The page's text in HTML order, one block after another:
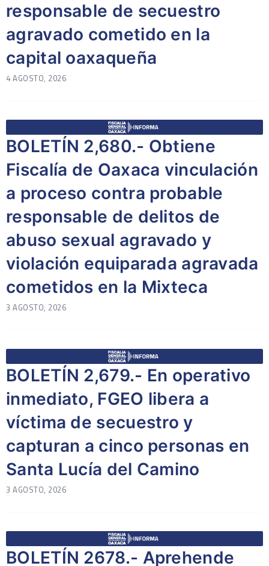
responsable de secuestro
agravado cometido en la
capital oaxaqueña
4 AGOSTO, 2026
BOLETÍN 2,680.- Obtiene
Fiscalía de Oaxaca vinculación
a proceso contra probable
responsable de delitos de
abuso sexual agravado y
violación equiparada agravada
cometidos en la Mixteca
3 AGOSTO, 2026
BOLETÍN 2,679.- En operativo
inmediato, FGEO libera a
víctima de secuestro y
capturan a cinco personas en
Santa Lucía del Camino
3 AGOSTO, 2026
BOLETÍN 2678.- Aprehende